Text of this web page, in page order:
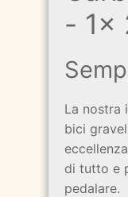
- 1x
La nostra
bici
di tutto e
pedalare.